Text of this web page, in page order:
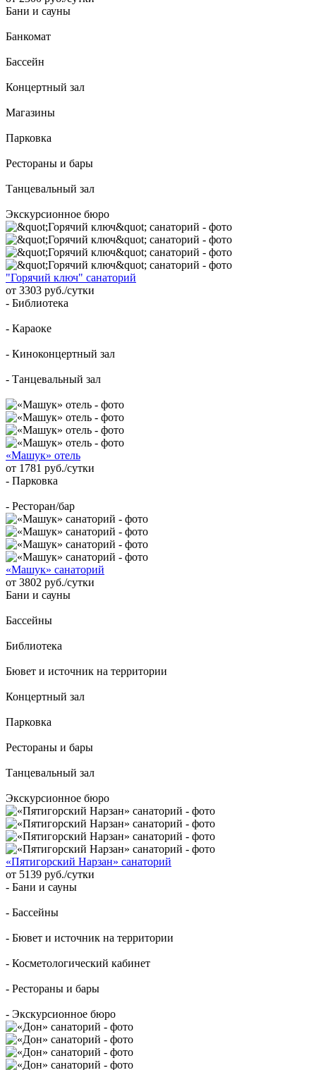
Бани и сауны
Банкомат
Бассейн
Концертный зал
Магазины
Парковка
Рестораны и бары
Танцевальный зал
Экскурсионное бюро
"Горячий ключ" санаторий
от 3303 руб./сутки
- Библиотека
- Караоке
- Киноконцертный зал
- Танцевальный зал
«Машук» отель
от 1781 руб./сутки
- Парковка
- Ресторан/бар
«Машук» санаторий
от 3802 руб./сутки
Бани и сауны
Бассейны
Библиотека
Бювет и источник на территории
Концертный зал
Парковка
Рестораны и бары
Танцевальный зал
Экскурсионное бюро
«Пятигорский Нарзан» санаторий
от 5139 руб./сутки
- Бани и сауны
- Бассейны
- Бювет и источник на территории
- Косметологический кабинет
- Рестораны и бары
- Экскурсионное бюро